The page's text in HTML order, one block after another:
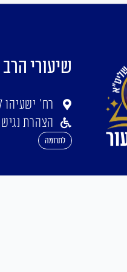
שיעורי
רח' ישעיהו 7 ירושלים
הצהרת
לתרומה